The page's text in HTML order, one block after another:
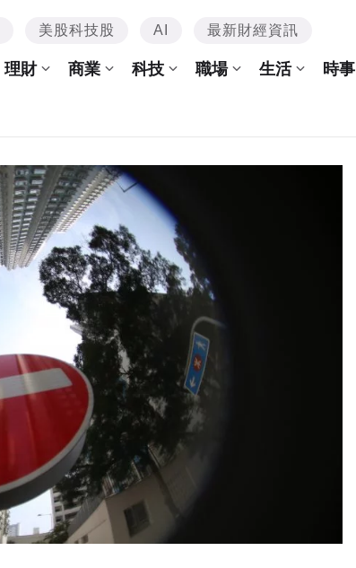
美股科技股 AI 最新財經資訊
理財 商業 科技 職場 生活 時事